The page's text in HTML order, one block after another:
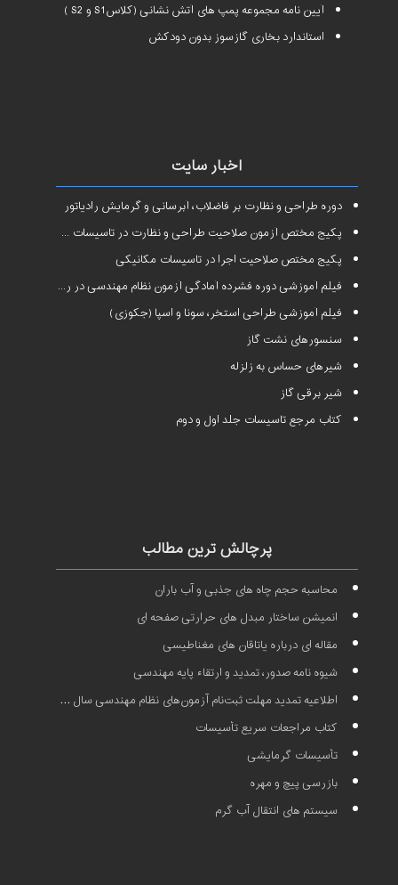
آیین نامه مجموعه پمپ های آتش نشانی (کلاسS1 و S2 )
استاندارد بخاری گازسوز بدون دودکش
اخبار سایت
دوره طراحی و نظارت بر فاضلاب، آبرسانی و گرمایش رادیاتور
پکیج مختص آزمون صلاحیت طراحی و نظارت در تاسیسات مکانیکی
پکیج مختص صلاحیت اجرا در تاسیسات مکانیکی
فیلم آموزشی دوره فشرده آمادگی آزمون نظام مهندسی در رشته طراحی و نظارت تاسیسات مکانیکی ساختمان
فیلم آموزشی طراحی استخر، سونا و اسپا (جکوزی)
سنسورهای نشت گاز
شیرهای حساس به زلزله
شیر برقی گاز
کتاب مرجع تاسیسات جلد اول و دوم
پرچالش ترین مطالب
محاسبه حجم چاه های جذبی و آب باران
انمیشن ساختار مبدل های حرارتی صفحه ای
مقاله ای درباره یاتاقان های مغناطیسی
شیوه نامه صدور، تمدید و ارتقاء پایه مهندسی
اطلاعیه تمدید مهلت ثبت‌نام آزمون‌های نظام مهندسی سال ۱۴۰۱
کتاب مراجعات سریع تأسیسات
تأسیسات گرمایشی
بازرسی پیچ و مهره
سیستم های انتقال آب گرم